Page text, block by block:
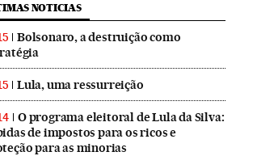
NOTICIAS
Bolsonaro, a destruição como
Lula, uma ressurreição
O programa eleitoral de Lula da Silva:
de impostos para os ricos e
para as minorias